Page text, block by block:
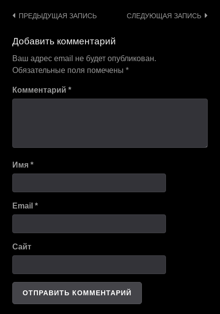
Навигация
записям
ПРЕДЫДУЩАЯ ЗАПИСЬ СЛЕДУЮЩАЯ ЗАПИСЬ
Добавить комментарий
Ваш адрес email не будет опубликован.
Обязательные поля помечены *
Комментарий *
Имя *
Email *
Сайт